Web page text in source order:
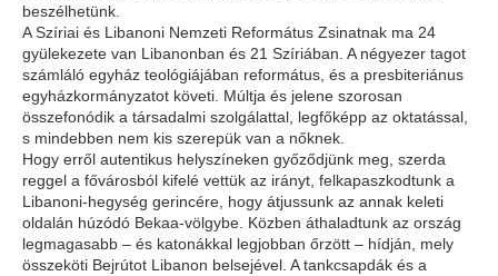
beszélhetünk.
A Szíriai és Libanoni Nemzeti Református Zsinatnak ma 24
gyülekezete van Libanonban és 21 Szíriában. A négyezer tagot
számláló egyház teológiájában református, és a presbiteriánus
egyházkormányzatot követi. Múltja és jelene szorosan
összefonódik a társadalmi szolgálattal, legfőképp az oktatással,
s mindebben nem kis szerepük van a nőknek.
Hogy erről autentikus helyszíneken győződjünk meg, szerda
reggel a fővárosból kifelé vettük az irányt, felkapaszkodtunk a
Libanoni-hegység gerincére, hogy átjussunk az annak keleti
oldalán húzódó Bekaa-völgybe. Közben áthaladtunk az ország
legmagasabb – és katonákkal legjobban őrzött – hídján, mely
összeköti Bejrútot Libanon belsejével. A tankcsapdák és a